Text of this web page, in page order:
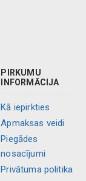
PIRKUMU
INFORMĀCIJA
Kā iepirkties
Apmaksas veidi
Piegādes
nosacījumi
Privātuma politika